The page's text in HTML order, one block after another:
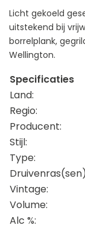
Licht gekoeld
uitstekend bij
borrelplank,
Wellington.
Specificaties
Land:
Regio:
Producent:
Stijl:
Type:
Vintage:
Volume:
Alc %: